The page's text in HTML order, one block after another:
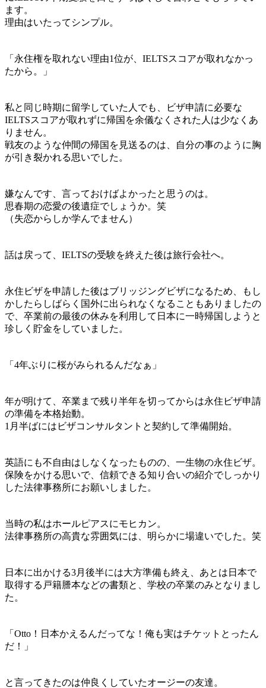
ます。
理由はいたってシンプル。
「永住権を取れない理由1位が、IELTSスコアが取れなかっ
たから。」
私と同じ時期に留学していた人でも、ビザ申請に必要な
IELTSスコアが取れずに帰国を余儀なくされた人は少なくあ
りません。
戦友のような仲間の帰国を見送るのは、自分の事のように胸
が引き裂かれる思いでした。
嫌なんです、言っておけばよかったと思うのは。
思春期の恋愛の後遺症でしょうか。笑
（失恋からしか学んでません）
話は戻って、IELTSの受験を終えた後は旅行会社へ。
永住ビザを申請した後はブリッジングビザになるため、もし
かしたらしばらく国外に出られなくなることもありましたの
で、卒業前の最後の休みを利用して日本に一時帰国しようと
珍しく貯金をしていました。
「4年ぶりに桜がみられるんだなぁ」
年が明けて、卒業まで残り半年を切ってからは永住ビザ申請
の準備を本格始動。
1月半ばにはビザコンサルタントと契約して準備開始。
英語にも不自由はしなくなったものの、 一生物の永住ビザ。
保険をかける思いで、信頼できる知り合いの紹介でしっかり
した法律事務所にお願いしました。
当時の私はホールピアスにモヒカン。
法律事務所の高貴な雰囲気には、明らかに場違いでした。笑
日本に出かける3月後半には大方準備も終え、あとは日本で
取得する戸籍謄本などの書類と、学校の卒業のみとなりまし
た。
「Otto！日本かえるんだってな！俺も実はチケットとったん
だ！」
と言ってきたのは仲良くしていたオージーの友達。